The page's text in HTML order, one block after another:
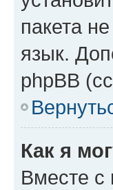
пакета
язык.
phpBB
Как я
Вместе с